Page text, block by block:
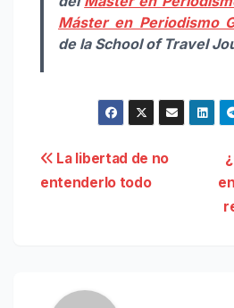
Máster en Periodismo
de la School of Travel
Navegación
de
La libertad de no
entenderlo todo